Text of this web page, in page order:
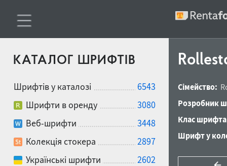
КАТАЛОГ ШРИФТІВ
Шрифтів у каталозі
6543
Шрифти в оренду
3080
Веб-шрифти
3448
Колекція стокера
2897
Українські шрифти
2602
Сімейство:
Розробник
Клас
Шрифт у